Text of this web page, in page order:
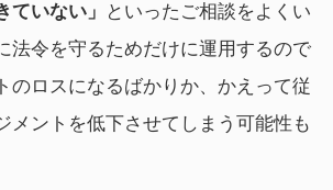
ていない」
といったご相談をよくい
法令を守るためだけに運用するので
のロスになるばかりか、かえって従
メントを低下させてしまう可能性も